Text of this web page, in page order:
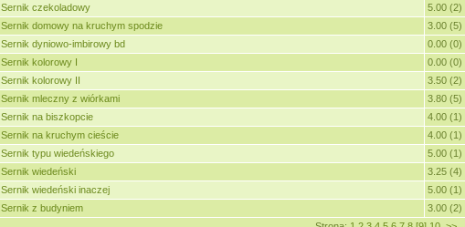
Sernik czekoladowy
5.00 (2)
Sernik domowy na kruchym spodzie
3.00 (5)
Sernik dyniowo-imbirowy bd
0.00 (0)
Sernik kolorowy I
0.00 (0)
Sernik kolorowy II
3.50 (2)
Sernik mleczny z wiórkami
3.80 (5)
Sernik na biszkopcie
4.00 (1)
Sernik na kruchym cieście
4.00 (1)
Sernik typu wiedeńskiego
5.00 (1)
Sernik wiedeński
3.25 (4)
Sernik wiedeński inaczej
5.00 (1)
Sernik z budyniem
3.00 (2)